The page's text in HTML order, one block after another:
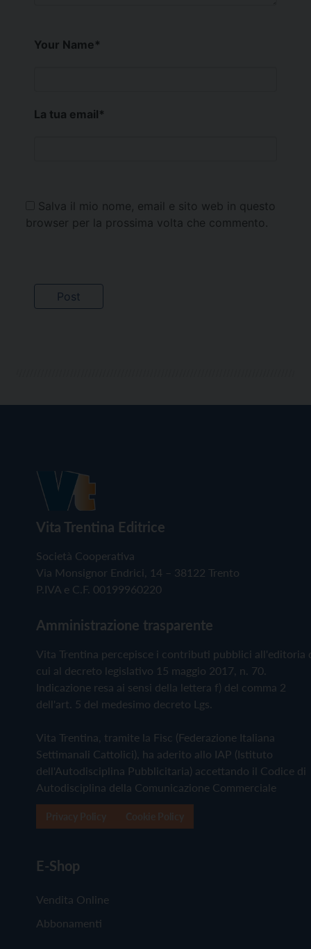
Your Name*
La tua email*
Salva il mio nome, email e sito web in questo
browser per la prossima volta che commento.
Vita Trentina Editrice
Società Cooperativa
Via Monsignor Endrici, 14 – 38122 Trento
P.IVA e C.F. 00199960220
Amministrazione trasparente
Vita Trentina percepisce i contributi pubblici all'editoria
cui al decreto legislativo 15 maggio 2017, n. 70.
Indicazione resa ai sensi della lettera f) del comma 2
dell'art. 5 del medesimo decreto Lgs.
Vita Trentina, tramite la Fisc (Federazione Italiana
Settimanali Cattolici), ha aderito allo IAP (Istituto
dell'Autodisciplina Pubblicitaria) accettando il Codice di
Autodisciplina della Comunicazione Commerciale
E-Shop
Vendita Online
Abbonamenti